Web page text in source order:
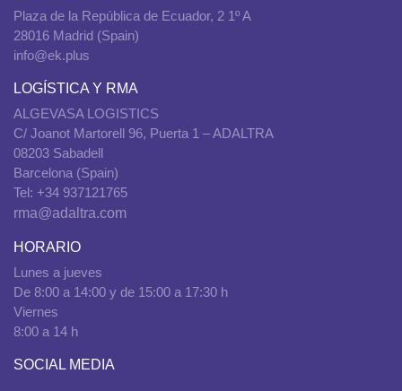
Plaza de la República de Ecuador, 2 1º A
28016 Madrid (Spain)
info@ek.plus
LOGÍSTICA Y RMA
ALGEVASA LOGISTICS
C/ Joanot Martorell 96, Puerta 1 – ADALTRA
08203 Sabadell
Barcelona (Spain)
Tel: +34 937121765
rma@adaltra.com
HORARIO
Lunes a jueves
De 8:00 a 14:00 y de 15:00 a 17:30 h
Viernes
8:00 a 14 h
SOCIAL MEDIA